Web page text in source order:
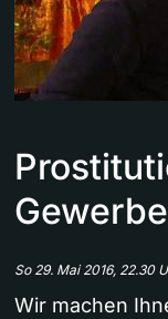
So 29. Mai 2016, 22.30
Wir machen